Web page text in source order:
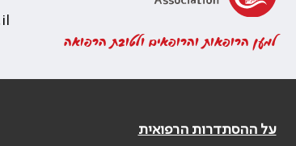
למען הרופאות והרופאים ולטובת הרפואה
על ההסתדרות הרפואית